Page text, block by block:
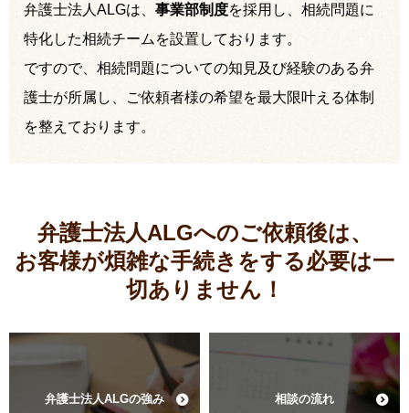
弁護士法人ALGは、 事業部制度を採用し、相続問題に
特化した相続チームを設置しております。
ですので、相続問題についての知見及び経験のある弁
護士が所属し、ご依頼者様の希望を最大限叶える体制
を整えております。
弁護士法人ALGへのご依頼後は、
お客様が煩雑な手続きをする必要は一
切ありません！
弁護士法人ALGの強み 相談の流れ